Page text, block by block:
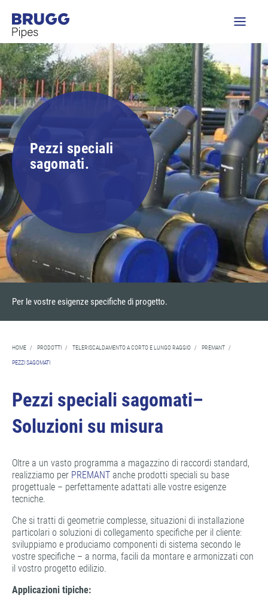
Pezzi speciali
sagomati.
Per le vostre esigenze specifiche di progetto.
HOME / PRODOTTI / TELERISCALDAMENTO A CORTO E LUNGO RAGGIO / PREMANT /
PEZZI SAGOMATI
Pezzi speciali sagomati–
Soluzioni su misura
Oltre a un vasto programma a magazzino di raccordi standard,
realizziamo per PREMANT anche prodotti speciali su base
progettuale – perfettamente adattati alle vostre esigenze
tecniche.
Che si tratti di geometrie complesse, situazioni di installazione
particolari o soluzioni di collegamento specifiche per il cliente:
sviluppiamo e produciamo componenti di sistema secondo le
vostre specifiche – a norma, facili da montare e armonizzati con
il vostro progetto edilizio.
Applicazioni tipiche: